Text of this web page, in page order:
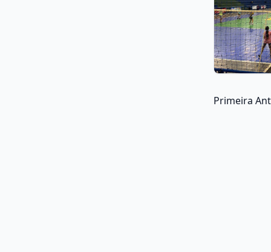
Primeira